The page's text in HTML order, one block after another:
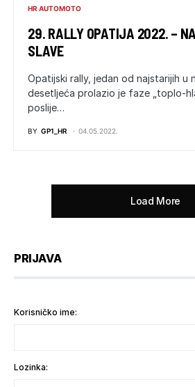
HR AUTOMOTO
29. RALLY OPATIJA 2022. –
SLAVE
Opatijski rally, jedan od najstarijih u
desetljeća prolazio je faze „toplo-
poslije…
BY GP1_HR 04.05.2022.
Load More
PRIJAVA
Korisničko ime:
Lozinka: